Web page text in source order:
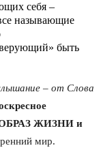
себя –
называющие
быть
– от Слова
ОБРАЗ ЖИЗНИ и
мир.